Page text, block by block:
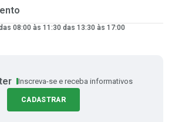
08:00 às 11:30 das 13:30 às 17:00
Inscreva-se e receba informativos
CADASTRAR